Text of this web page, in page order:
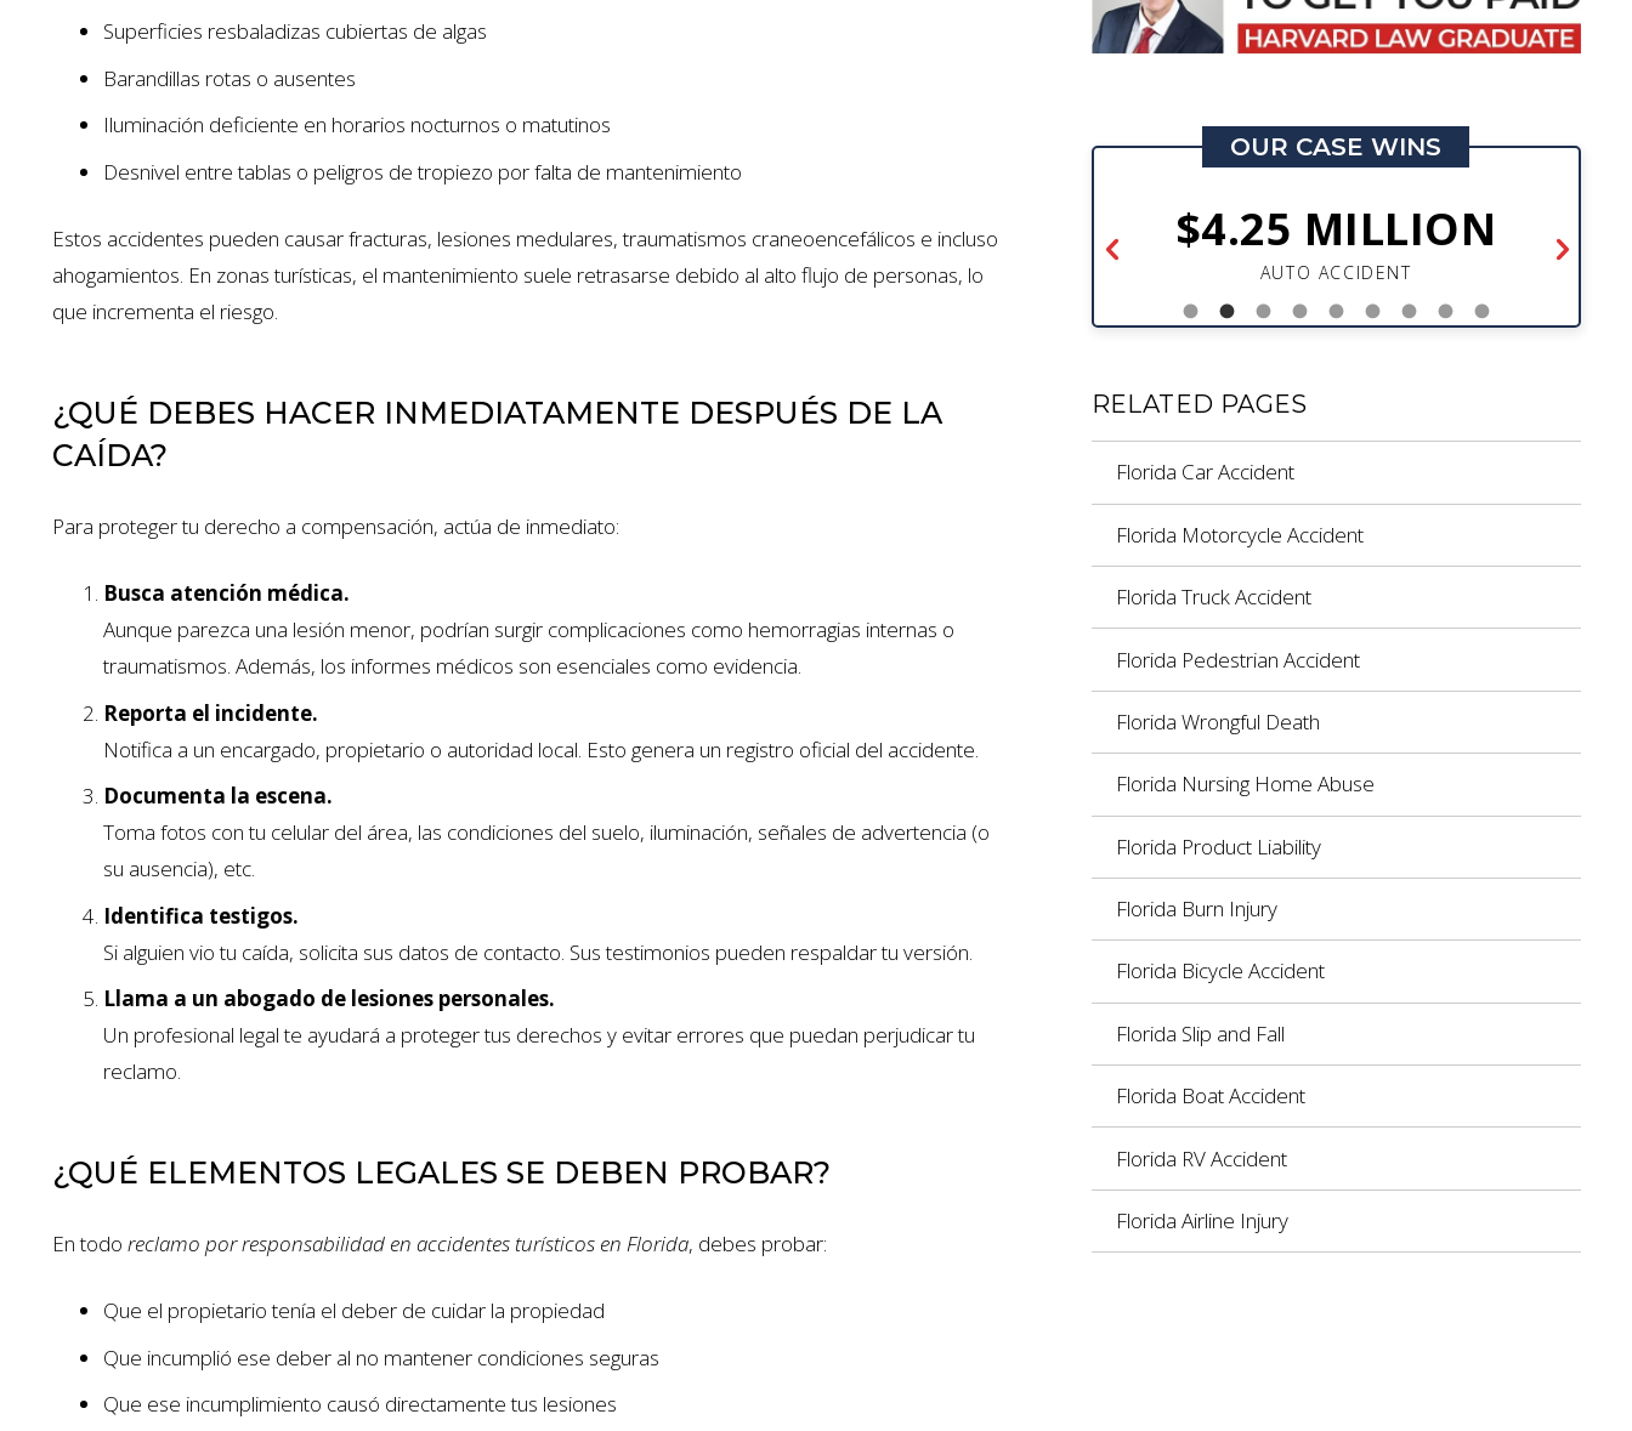
Superficies resbaladizas cubiertas de algas
Barandillas rotas o ausentes
Iluminación deficiente en horarios nocturnos o matutinos
Desnivel entre tablas o peligros de tropiezo por falta de mantenimiento
Estos accidentes pueden causar fracturas, lesiones medulares, traumatismos craneoencefálicos e incluso
ahogamientos. En zonas turísticas, el mantenimiento suele retrasarse debido al alto flujo de personas, lo
que incrementa el riesgo.
¿QUÉ DEBES HACER INMEDIATAMENTE DESPUÉS DE LA
CAÍDA?
Para proteger tu derecho a compensación, actúa de inmediato:
Busca atención médica.
Aunque parezca una lesión menor, podrían surgir complicaciones como hemorragias internas o
traumatismos. Además, los informes médicos son esenciales como evidencia.
Reporta el incidente.
Notifica a un encargado, propietario o autoridad local. Esto genera un registro oficial del accidente.
Documenta la escena.
Toma fotos con tu celular del área, las condiciones del suelo, iluminación, señales de advertencia (o
su ausencia), etc.
Identifica testigos.
Si alguien vio tu caída, solicita sus datos de contacto. Sus testimonios pueden respaldar tu versión.
Llama a un abogado de lesiones personales.
Un profesional legal te ayudará a proteger tus derechos y evitar errores que puedan perjudicar tu
reclamo.
¿QUÉ ELEMENTOS LEGALES SE DEBEN PROBAR?
En todo reclamo por responsabilidad en accidentes turísticos en Florida, debes probar:
Que el propietario tenía el deber de cuidar la propiedad
Que incumplió ese deber al no mantener condiciones seguras
Que ese incumplimiento causó directamente tus lesiones
OUR CASE WINS
$1.35 MILLION
AUTO ACCIDENT
$7 MILLION
AUTO ACCIDENT
$4.25 MILLION
AUTO ACCIDENT
RELATED PAGES
Florida Car Accident
Florida Motorcycle Accident
Florida Truck Accident
Florida Pedestrian Accident
Florida Wrongful Death
Florida Nursing Home Abuse
Florida Product Liability
Florida Burn Injury
Florida Bicycle Accident
Florida Slip and Fall
Florida Boat Accident
Florida RV Accident
Florida Airline Injury